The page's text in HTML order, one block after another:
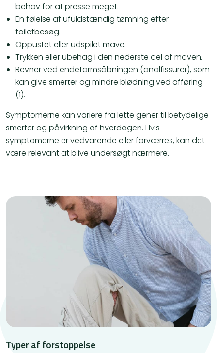
behov for at presse meget.
En følelse af ufuldstændig tømning efter
toiletbesøg.
Oppustet eller udspilet mave.
Trykken eller ubehag i den nederste del af maven.
Revner ved endetarmsåbningen (analfissurer), som
kan give smerter og mindre blødning ved afføring
(1).
Symptomerne kan variere fra lette gener til betydelige
smerter og påvirkning af hverdagen. Hvis
symptomerne er vedvarende eller forværres, kan det
være relevant at blive undersøgt nærmere.
Typer af forstoppelse